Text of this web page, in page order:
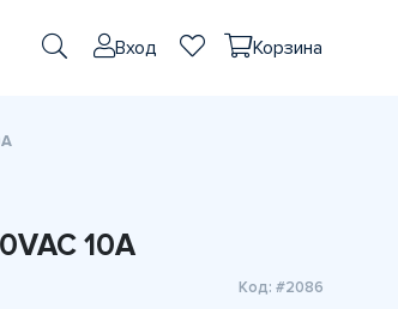
Вход Корзина
10A
Код: #2086